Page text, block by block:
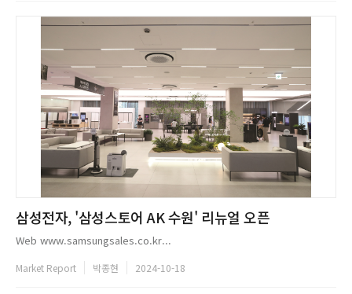
삼성전자, '삼성스토어 AK 수원' 리뉴얼 오픈
Web www.samsungsales.co.kr...
Market Report 박종현 2024-10-18